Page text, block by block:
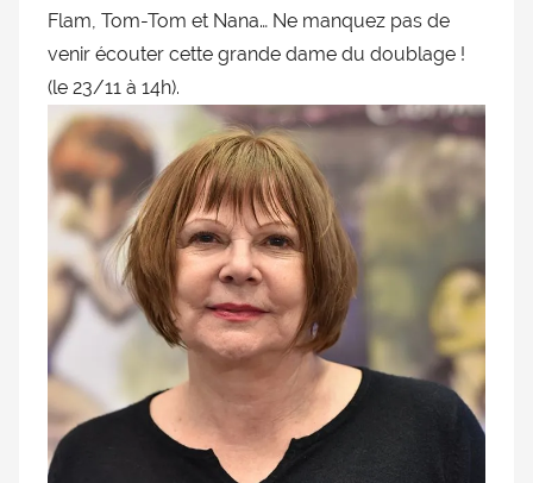
Flam, Tom-Tom et Nana… Ne manquez pas de
venir écouter cette grande dame du doublage !
(le 23/11 à 14h).